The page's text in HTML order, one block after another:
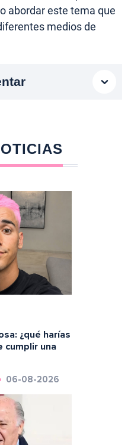
abordar este tema que
medios de
¿qué harías
cumplir una
06-08-2026